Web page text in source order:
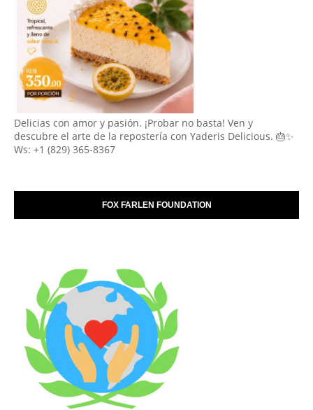
Delicias con amor y pasión. ¡Probar no basta! Ven y
descubre el arte de la repostería con Yaderis Delicious. 🎂✨
Ws: +1 (829) 365-8367
FOX FARLEN FOUNDATION